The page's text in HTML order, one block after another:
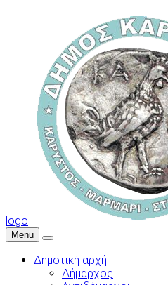
logo
Menu
Δημοτική αρχή
Δήμαρχος